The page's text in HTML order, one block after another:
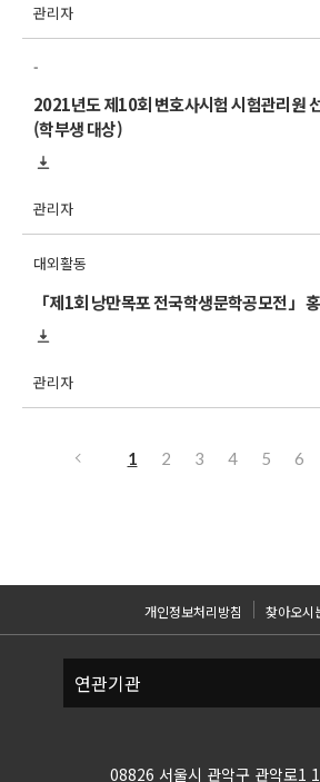
관리자
-
2021년도 제10회 변호사시험 시험관리원
(학부생 대상)
관리자
대외활동
「제1회 낭만목포 전국학생문학공모전」
관리자
1 2 3 4 5 6
개인정보처리방침 찾아오시
08826 서울시 관악구 관악로1